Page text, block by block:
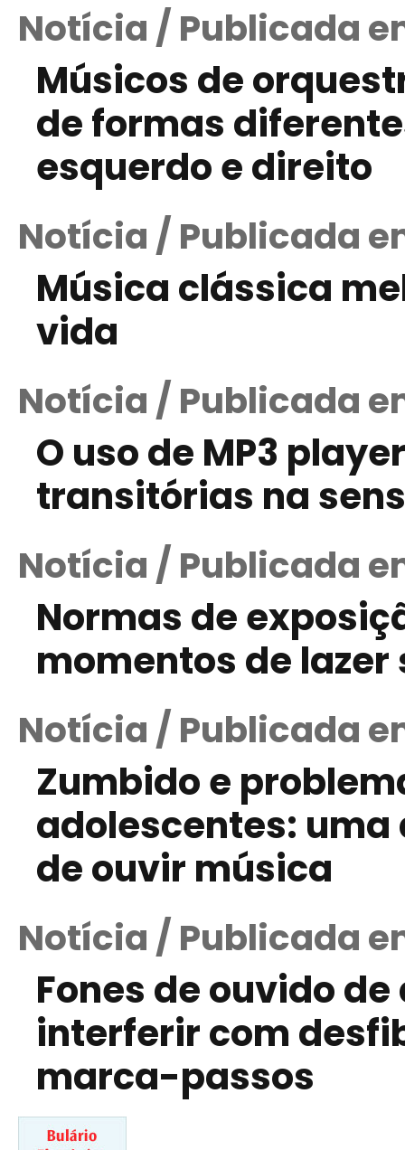
Notícia / Publicada
Músicos de
de formas
esquerdo e direito
Notícia / Publicada
Música clássica
vida
Notícia / Publicada
O uso de MP3
transitórias na
Notícia / Publicada
Normas de
momentos de
Notícia / Publicada
Zumbido e
adolescentes:
de ouvir música
Notícia / Publicada
Fones de ouvido
interferir com
marca-passos